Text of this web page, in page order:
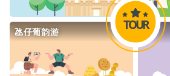
TOUR
氹仔葡韵游